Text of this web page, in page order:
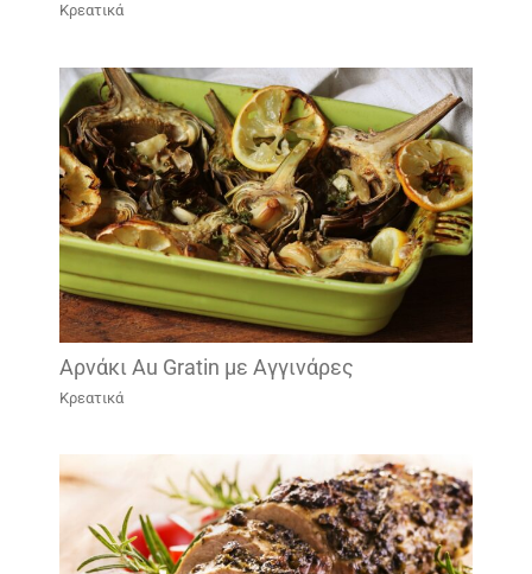
Κρεατικά
Αρνάκι Au Gratin με Αγγινάρες
Κρεατικά